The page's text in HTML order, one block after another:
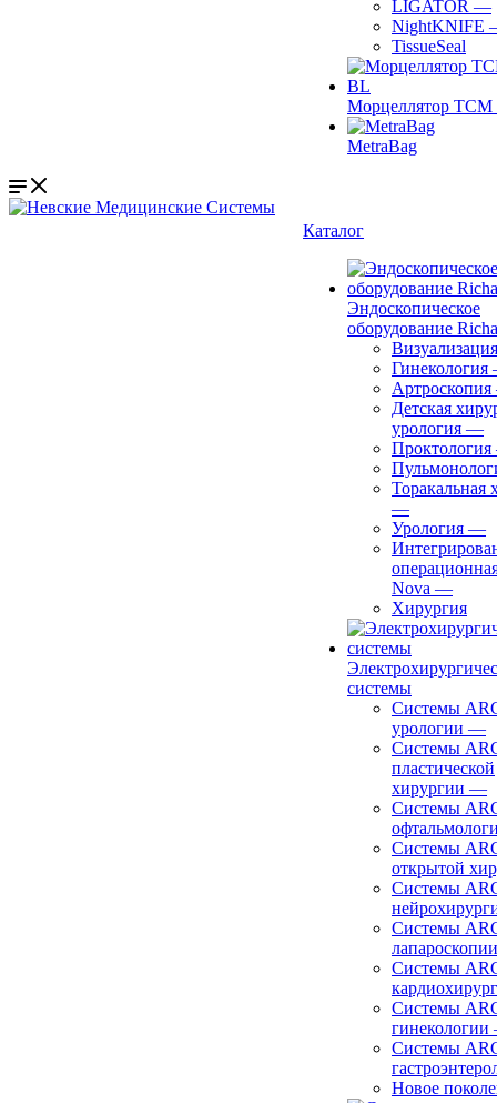
LIGATOR —
NightKNIFE
TissueSeal
Морцеллятор ТСМ
MetraBag
Каталог
Эндоскопическое
оборудование
Визуализация
Гинекология
Артроскопия
Детская
урология —
Проктология
Торакальная
—
Урология —
Nova —
Хирургия
системы
Системы
урологии —
Системы
пластической
хирургии —
Системы
Системы
открытой
Системы
Системы
лапароскопии
Системы
Системы
гинекологии
Системы
Новое